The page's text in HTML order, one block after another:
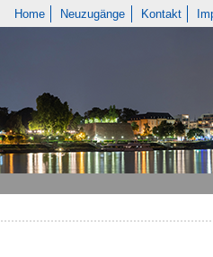
Home Neuzugänge Kontakt